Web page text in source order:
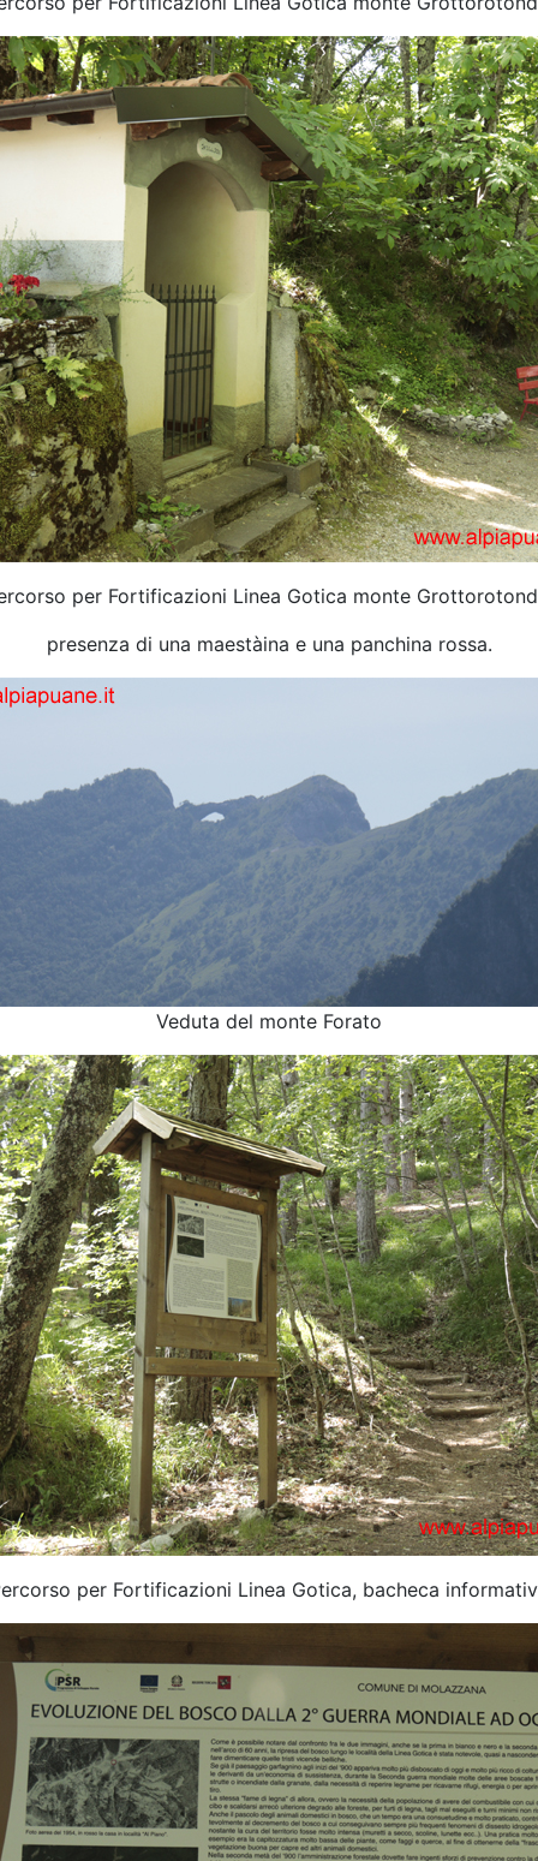
per Fortificazioni Linea Gotica monte
presenza di una maestàina e una panchina rossa.
Veduta del monte Forato
per Fortificazioni Linea Gotica, bacheca